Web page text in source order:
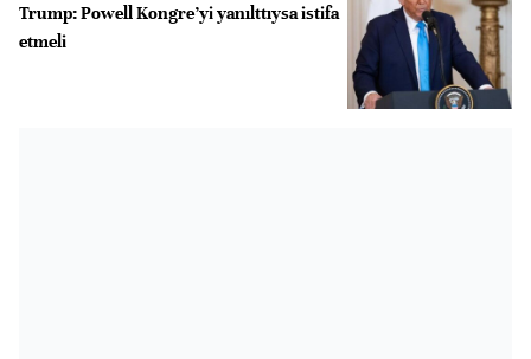
Trump: Powell Kongre’yi yanılttıysa istifa
etmeli